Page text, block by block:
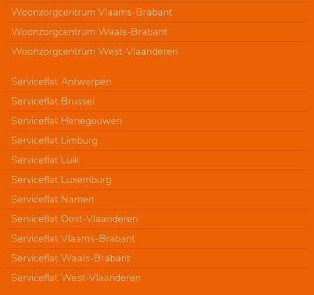
Woonzorgcentrum Vlaams-Brabant
Woonzorgcentrum Waals-Brabant
Woonzorgcentrum West-Vlaanderen
Serviceflat Antwerpen
Serviceflat Brussel
Serviceflat Henegouwen
Serviceflat Limburg
Serviceflat Luik
Serviceflat Luxemburg
Serviceflat Namen
Serviceflat Oost-Vlaanderen
Serviceflat Vlaams-Brabant
Serviceflat Waals-Brabant
Serviceflat West-Vlaanderen